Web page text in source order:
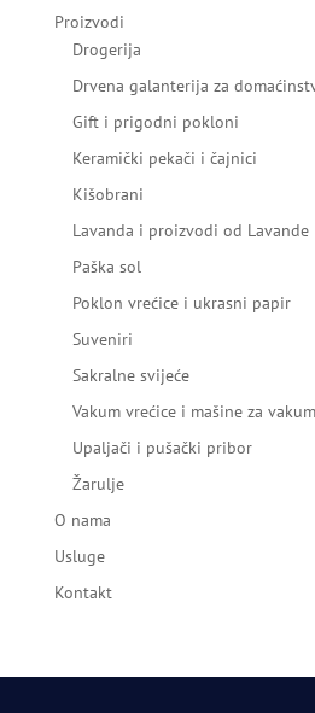
Proizvodi
Drogerija
Drvena galanterija za
Gift i prigodni pokloni
Keramički pekači i čajnici
Kišobrani
Lavanda i proizvodi od Lavande
Paška sol
Poklon vrećice i ukrasni papir
Suveniri
Sakralne svijeće
Vakum vrećice i mašine za
Upaljači i pušački pribor
Žarulje
O nama
Usluge
Kontakt